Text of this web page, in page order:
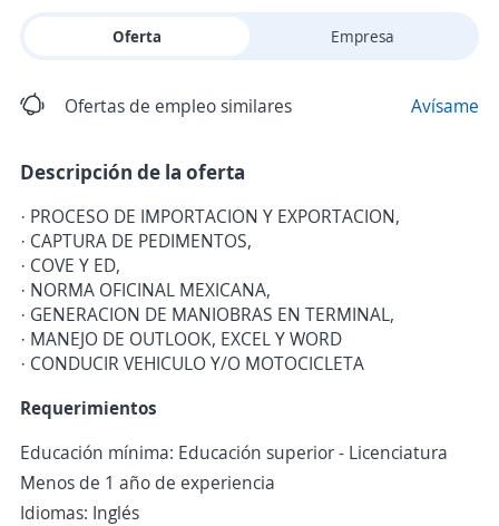
Oferta Empresa
Ofertas de empleo similares Avísame
Descripción de la oferta
· PROCESO DE IMPORTACION Y EXPORTACION,
· CAPTURA DE PEDIMENTOS,
· COVE Y ED,
· NORMA OFICINAL MEXICANA,
· GENERACION DE MANIOBRAS EN TERMINAL,
· MANEJO DE OUTLOOK, EXCEL Y WORD
· CONDUCIR VEHICULO Y/O MOTOCICLETA
Requerimientos
Educación mínima: Educación superior - Licenciatura
Menos de 1 año de experiencia
Idiomas: Inglés